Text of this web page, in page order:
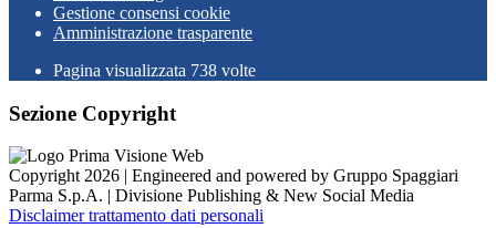
Gestione consensi cookie
Amministrazione trasparente
Pagina visualizzata 738 volte
Sezione Copyright
Copyright 2026 | Engineered and powered by Gruppo Spaggiari
Parma S.p.A. | Divisione Publishing & New Social Media
Disclaimer trattamento dati personali